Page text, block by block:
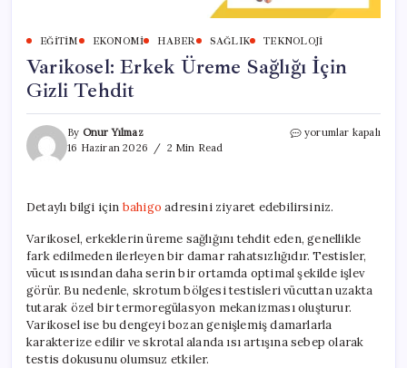
EĞITIM EKONOMI HABER SAĞLIK TEKNOLOJI
Varikosel: Erkek Üreme Sağlığı İçin
Gizli Tehdit
By Onur Yılmaz
16 Haziran 2026
2 Min Read
Varikosel:
Gizli
için
yorumlar kapalı
Detaylı bilgi için bahigo adresini ziyaret edebilirsiniz.
Varikosel, erkeklerin üreme sağlığını tehdit eden, genellikle
fark edilmeden ilerleyen bir damar rahatsızlığıdır. Testisler,
vücut ısısından daha serin bir ortamda optimal şekilde işlev
görür. Bu nedenle, skrotum bölgesi testisleri vücuttan uzakta
tutarak özel bir termoregülasyon mekanizması oluşturur.
Varikosel ise bu dengeyi bozan genişlemiş damarlarla
karakterize edilir ve skrotal alanda ısı artışına sebep olarak
testis dokusunu olumsuz etkiler.